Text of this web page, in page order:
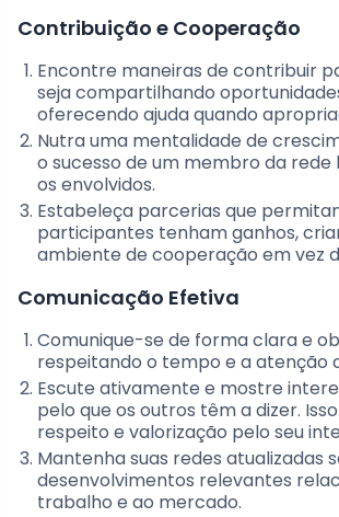
Contribuição e Cooperação
Encontre maneiras de contribuir
seja compartilhando
oferecendo ajuda quando
Nutra uma mentalidade de
o sucesso de um membro da
os envolvidos.
Estabeleça parcerias que
participantes tenham ganhos,
ambiente de cooperação em vez
Comunicação Efetiva
Comunique-se de forma clara e
respeitando o tempo e a atenção
Escute ativamente e mostre
pelo que os outros têm a dizer.
respeito e valorização pelo seu
Mantenha suas redes atualizadas
desenvolvimentos relevantes
trabalho e ao mercado.